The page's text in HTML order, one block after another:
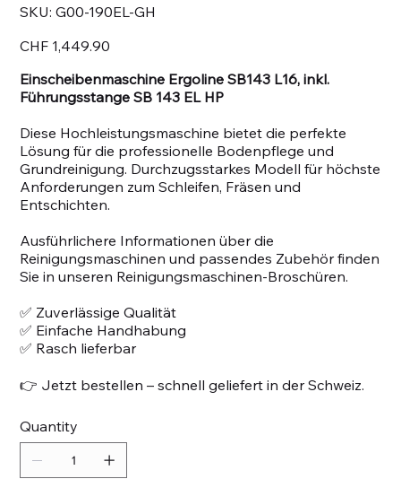
SKU:
SKU
G00-
G00-190EL-GH
CHF 1,449.90
Einscheibenmaschine Ergoline SB143 L16, inkl.
Führungsstange SB 143 EL HP
Diese Hochleistungsmaschine bietet die perfekte
Lösung für die professionelle Bodenpflege und
Grundreinigung. Durchzugsstarkes Modell für höchste
Anforderungen zum Schleifen, Fräsen und
Entschichten.
Ausführlichere Informationen über die
Reinigungsmaschinen und passendes Zubehör finden
Sie in unseren Reinigungsmaschinen-Broschüren.
✅ Zuverlässige Qualität
✅ Einfache Handhabung
✅ Rasch lieferbar
👉 Jetzt bestellen – schnell geliefert in der Schweiz.
Quantity